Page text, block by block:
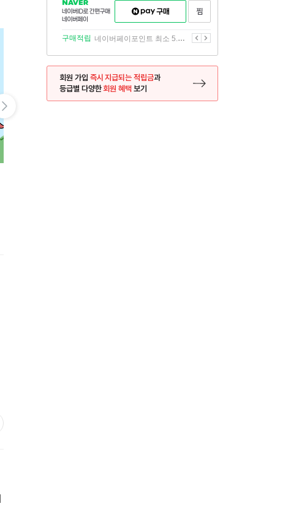
NAVER
네이버
ID로
간편구매
네이버페이
구매하기
이전
구매적립 네이버페이포인트 최소 5.5% 적립 다음
회원 가입 즉시 지급되는 적립금과
등급별 다양한회원 혜택 보기